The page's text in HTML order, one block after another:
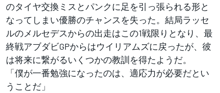
のタイヤ交換ミスとパンクに足を引っ張られる形と
なってしまい優勝のチャンスを失った。結局ラッセ
ルのメルセデスからの出走はこの1戦限りとなり、最
終戦アブダビGPからはウイリアムズに戻ったが、彼
は将来に繋がるいくつかの教訓を得たようだ。
「僕が一番勉強になったのは、適応力が必要だとい
うことだ」